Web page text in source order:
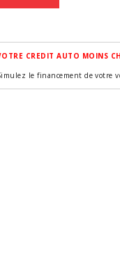
CREDIT AUTO MOINS
le financement de votre